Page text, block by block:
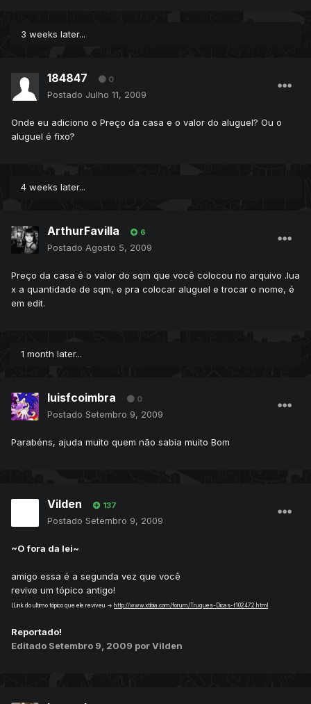
3 weeks later...
184847 0
Postado Julho 11, 2009
Onde eu adiciono o Preço da casa e o valor do aluguel? Ou o
aluguel é fixo?
4 weeks later...
ArthurFavilla 6
Postado Agosto 5, 2009
Preço da casa é o valor do sqm que você colocou no arquivo .lua
x a quantidade de sqm, e pra colocar aluguel e trocar o nome, é
em edit.
1 month later...
luisfcoimbra 0
Postado Setembro 9, 2009
Parabéns, ajuda muito quem não sabia muito Bom
Vilden 137
Postado Setembro 9, 2009
~O fora da lei~
amigo essa é a segunda vez que você
revive um tópico antigo!
(Link do ultimo tópico que ele reviveu -> http://www.xtibia.com/forum/Truques-Dicas-t102472.html
Reportado!
Editado Setembro 9, 2009 por Vilden